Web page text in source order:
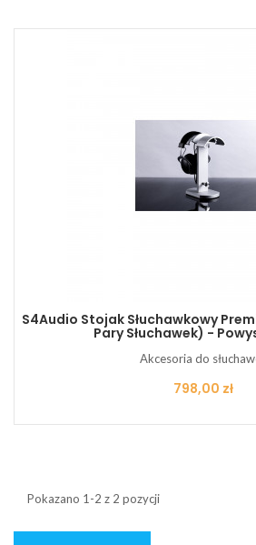
S4Audio Stojak Słuchawkowy
Pary Słuchawek) -
Akcesoria do
Cena
798,00 zł
Pokazano 1-2 z 2 pozycji